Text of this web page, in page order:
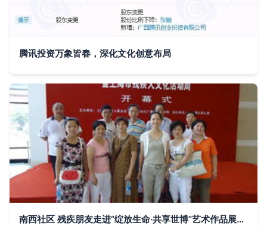
腾讯投资万象皆春，深化文化创意布局
南西社区 残疾朋友走进“绽放生命·共享世博”艺术作品展，共筑文化融爱桥梁